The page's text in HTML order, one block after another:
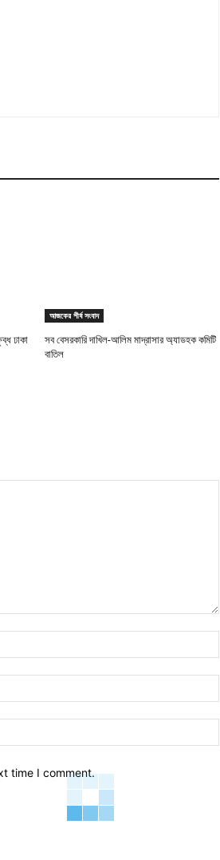
ঢাকা
আজকের শীর্ষ সংবাদ
সব বেসরকারি দাখিল-আলিম মাদ্রাসার অ্যাডহক কমিটি
বাতিল
time I comment.